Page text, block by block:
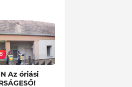
8
Az óriási